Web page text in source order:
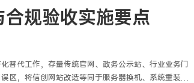
程。 规验收实施要点
替代工作，存量传统官网、政务公示站、行业业务门
区，将信创网站改造等同于服务器换机、系统重装、